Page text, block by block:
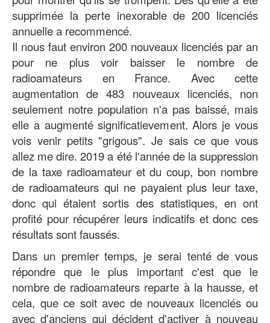
supprimée la perte inexorable de 200 licenciés
annuelle a recommencé.
Il nous faut environ 200 nouveaux licenciés par an
pour ne plus voir baisser le nombre de
radioamateurs en France. Avec cette
augmentation de 483 nouveaux licenciés, non
seulement notre population n'a pas baissé, mais
elle a augmenté significatievement. Alors je vous
vois venir petits "grigous". Je sais ce que vous
allez me dire. 2019 a été l'année de la suppression
de la taxe radioamateur et du coup, bon nombre
de radioamateurs qui ne payaient plus leur taxe,
donc qui étaient sortis des statistiques, en ont
profité pour récupérer leurs indicatifs et donc ces
résultats sont faussés.
Dans un premier temps, je serai tenté de vous
répondre que le plus important c'est que le
nombre de radioamateurs reparte à la hausse, et
cela, que ce soit avec de nouveaux licenciés ou
avec d'anciens qui décident d'activer à nouveau